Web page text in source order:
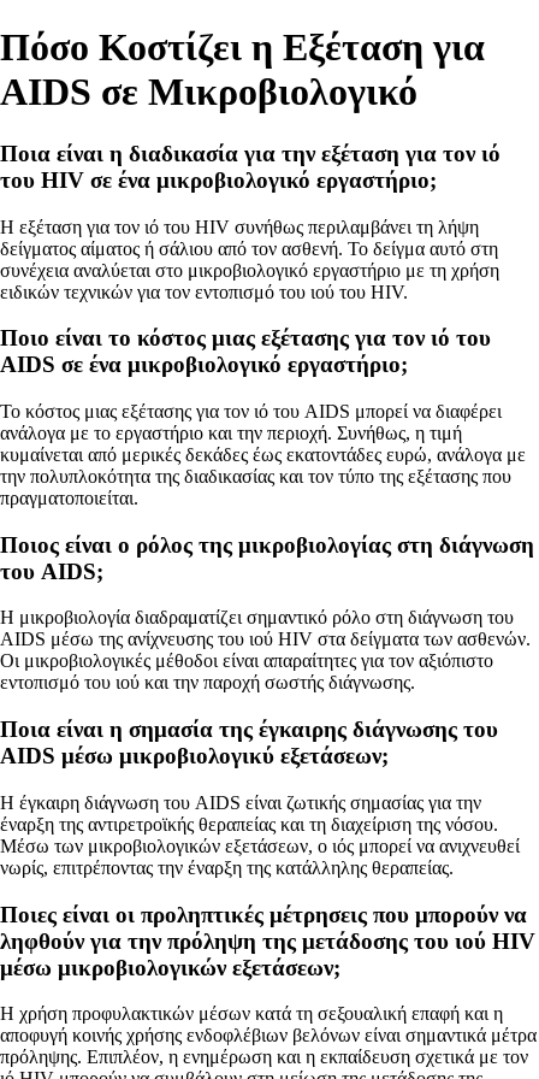
Πόσο Κοστίζει η Εξέταση για
AIDS σε Μικροβιολογικό
Ποια είναι η διαδικασία για την εξέταση για τον ιό
του HIV σε ένα μικροβιολογικό εργαστήριο;
Η εξέταση για τον ιό του HIV συνήθως περιλαμβάνει τη λήψη
δείγματος αίματος ή σάλιου από τον ασθενή. Το δείγμα αυτό στη
συνέχεια αναλύεται στο μικροβιολογικό εργαστήριο με τη χρήση
ειδικών τεχνικών για τον εντοπισμό του ιού του HIV.
Ποιο είναι το κόστος μιας εξέτασης για τον ιό του
AIDS σε ένα μικροβιολογικό εργαστήριο;
Το κόστος μιας εξέτασης για τον ιό του AIDS μπορεί να διαφέρει
ανάλογα με το εργαστήριο και την περιοχή. Συνήθως, η τιμή
κυμαίνεται από μερικές δεκάδες έως εκατοντάδες ευρώ, ανάλογα με
την πολυπλοκότητα της διαδικασίας και τον τύπο της εξέτασης που
πραγματοποιείται.
Ποιος είναι ο ρόλος της μικροβιολογίας στη διάγνωση
του AIDS;
Η μικροβιολογία διαδραματίζει σημαντικό ρόλο στη διάγνωση του
AIDS μέσω της ανίχνευσης του ιού HIV στα δείγματα των ασθενών.
Οι μικροβιολογικές μέθοδοι είναι απαραίτητες για τον αξιόπιστο
εντοπισμό του ιού και την παροχή σωστής διάγνωσης.
Ποια είναι η σημασία της έγκαιρης διάγνωσης του
AIDS μέσω μικροβιολογικύ εξετάσεων;
Η έγκαιρη διάγνωση του AIDS είναι ζωτικής σημασίας για την
έναρξη της αντιρετροϊκής θεραπείας και τη διαχείριση της νόσου.
Μέσω των μικροβιολογικών εξετάσεων, ο ιός μπορεί να ανιχνευθεί
νωρίς, επιτρέποντας την έναρξη της κατάλληλης θεραπείας.
Ποιες είναι οι προληπτικές μέτρησεις που μπορούν να
ληφθούν για την πρόληψη της μετάδοσης του ιού HIV
μέσω μικροβιολογικών εξετάσεων;
Η χρήση προφυλακτικών μέσων κατά τη σεξουαλική επαφή και η
αποφυγή κοινής χρήσης ενδοφλέβιων βελόνων είναι σημαντικά μέτρα
πρόληψης. Επιπλέον, η ενημέρωση και η εκπαίδευση σχετικά με τον